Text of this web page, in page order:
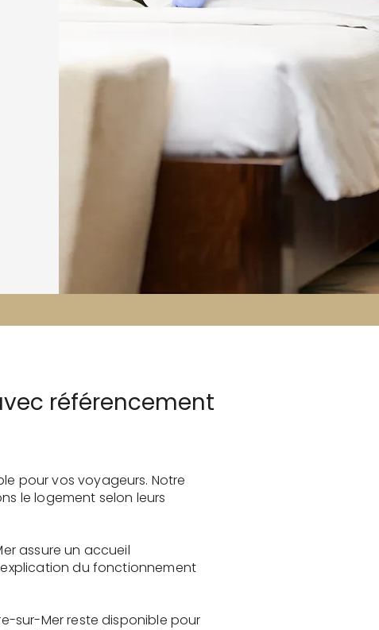
référencement
pour vos voyageurs. Notre
le logement selon leurs
assure un accueil
du fonctionnement
sur-Mer reste disponible pour